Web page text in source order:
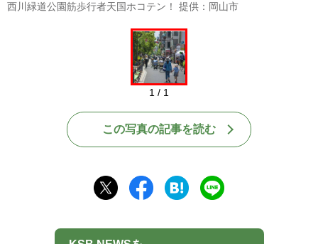
西川緑道公園筋歩行者天国ホコテン！ 提供：岡山市
1 / 1
この写真の記事を読む